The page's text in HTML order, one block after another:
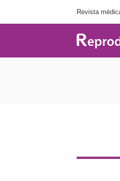
Revista